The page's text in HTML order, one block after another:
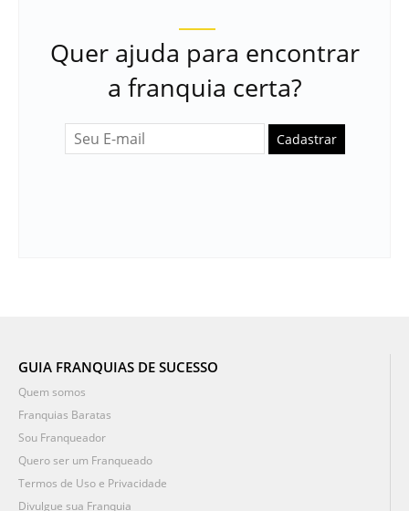
Quer ajuda para encontrar
a franquia certa?
Cadastrar
GUIA FRANQUIAS DE SUCESSO
Quem somos
Franquias Baratas
Sou Franqueador
Quero ser um Franqueado
Termos de Uso e Privacidade
Divulgue sua Franquia